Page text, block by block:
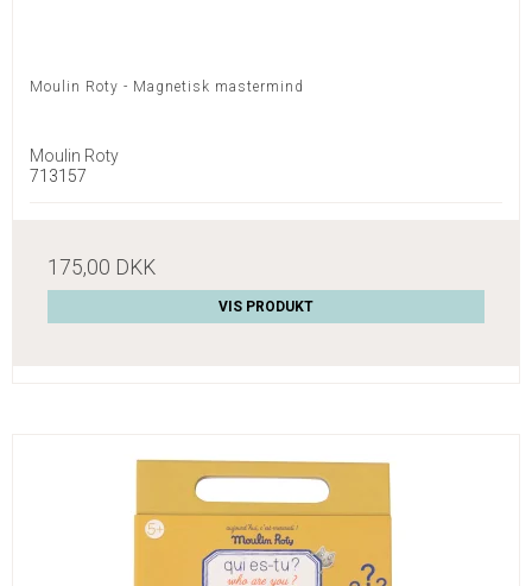
Moulin Roty - Magnetisk mastermind
Moulin Roty
713157
175,00 DKK
VIS PRODUKT